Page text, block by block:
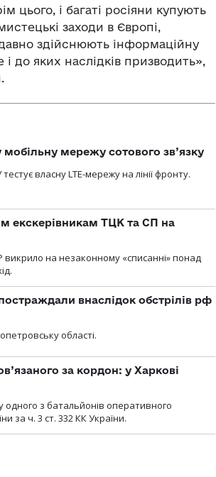
цього, і багаті росіяни купують
заходи в Європі,
здійснюють інформаційну
до яких наслідків призводить»,
мережу сотового зв’язку
власну LTE-мережу на лінії фронту.
екскерівникам ТЦК та СП на
на незаконному «списанні» понад
внаслідок обстрілів рф
області.
за кордон: у Харкові
з батальйонів оперативного
за ч. 3 ст. 332 КК України.